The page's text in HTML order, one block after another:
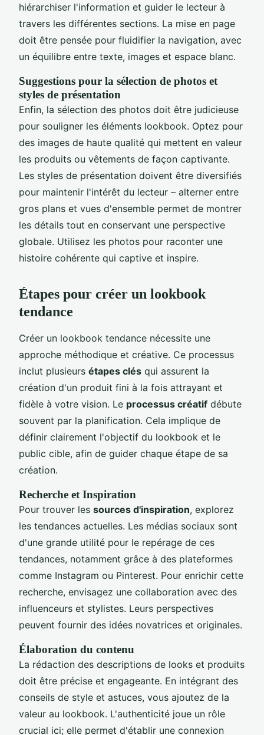
hiérarchiser l'information et guider le lecteur à
travers les différentes sections. La mise en page
doit être pensée pour fluidifier la navigation, avec
un équilibre entre texte, images et espace blanc.
Suggestions pour la sélection de photos et
styles de présentation
Enfin, la sélection des photos doit être judicieuse
pour souligner les éléments lookbook. Optez pour
des images de haute qualité qui mettent en valeur
les produits ou vêtements de façon captivante.
Les styles de présentation doivent être diversifiés
pour maintenir l'intérêt du lecteur – alterner entre
gros plans et vues d'ensemble permet de montrer
les détails tout en conservant une perspective
globale. Utilisez les photos pour raconter une
histoire cohérente qui captive et inspire.
Étapes pour créer un lookbook
tendance
Créer un lookbook tendance nécessite une
approche méthodique et créative. Ce processus
inclut plusieurs étapes clés qui assurent la
création d'un produit fini à la fois attrayant et
fidèle à votre vision. Le processus créatif débute
souvent par la planification. Cela implique de
définir clairement l'objectif du lookbook et le
public cible, afin de guider chaque étape de sa
création.
Recherche et Inspiration
Pour trouver les sources d'inspiration, explorez
les tendances actuelles. Les médias sociaux sont
d'une grande utilité pour le repérage de ces
tendances, notamment grâce à des plateformes
comme Instagram ou Pinterest. Pour enrichir cette
recherche, envisagez une collaboration avec des
influenceurs et stylistes. Leurs perspectives
peuvent fournir des idées novatrices et originales.
Élaboration du contenu
La rédaction des descriptions de looks et produits
doit être précise et engageante. En intégrant des
conseils de style et astuces, vous ajoutez de la
valeur au lookbook. L'authenticité joue un rôle
crucial ici; elle permet d'établir une connexion